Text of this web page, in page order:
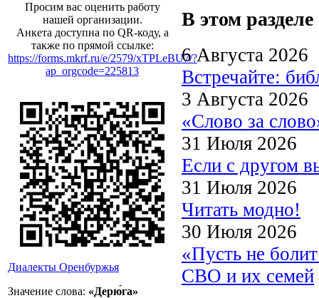
Просим вас оценить работу
нашей организации.
Анкета доступна по QR-коду, а
также по прямой ссылке:
https://forms.mkrf.ru/e/2579/xTPLeBU7/?
ap_orgcode=225813
Диалекты Оренбуржья
Значение слова: «Дерю́га»
В этом разделе
6 Августа 2026
Встречайте:
3 Августа 2026
«Слово за
31 Июля 2026
Если с другом
31 Июля 2026
Читать модно!
30 Июля 2026
«Пусть не
СВО и их семей